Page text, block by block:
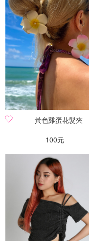
黃色雞蛋花髮夾
100元